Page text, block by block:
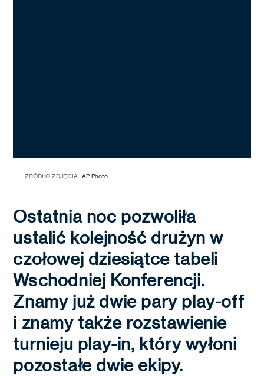
ŹRÓDŁO ZDJĘCIA: AP Photo
Ostatnia noc pozwoliła
ustalić kolejność drużyn w
czołowej dziesiątce tabeli
Wschodniej Konferencji.
Znamy już dwie pary play-off
i znamy także rozstawienie
turnieju play-in, który wyłoni
pozostałe dwie ekipy.